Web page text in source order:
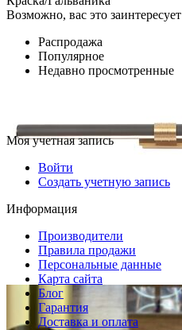
Возможно, вас это заинтересует
Распродажа
Популярное
Недавно просмотренные
Моя учетная запись
Войти
Создать учетную запись
Информация
Производители
Правила продажи
Персональные данные
Карта сайта
Блог
Гарантия
Доставка и оплата